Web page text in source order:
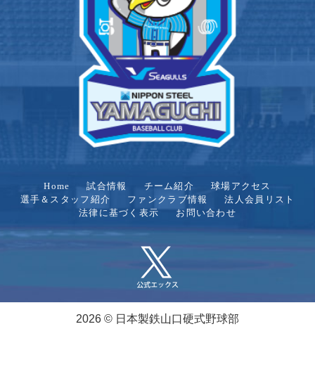
Home 試合情報 チーム紹介
球場アクセス
選手＆スタッフ紹介
ファンクラブ情報
法人会員リスト
法律に基づく表示
お問い合わせ
2026 © 日本製鉄山口硬式野球部